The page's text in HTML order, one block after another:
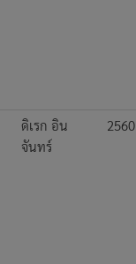
ดิเรก อิน
จันทร์
2560